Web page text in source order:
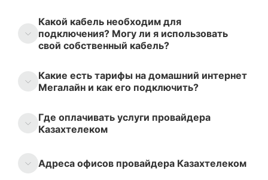
Какой кабель необходим для
подключения? Могу ли я использовать
свой собственный кабель?
Какие есть тарифы на домашний интернет
Мегалайн и как его подключить?
Где оплачивать услуги провайдера
Казахтелеком
Адреса офисов провайдера Казахтелеком